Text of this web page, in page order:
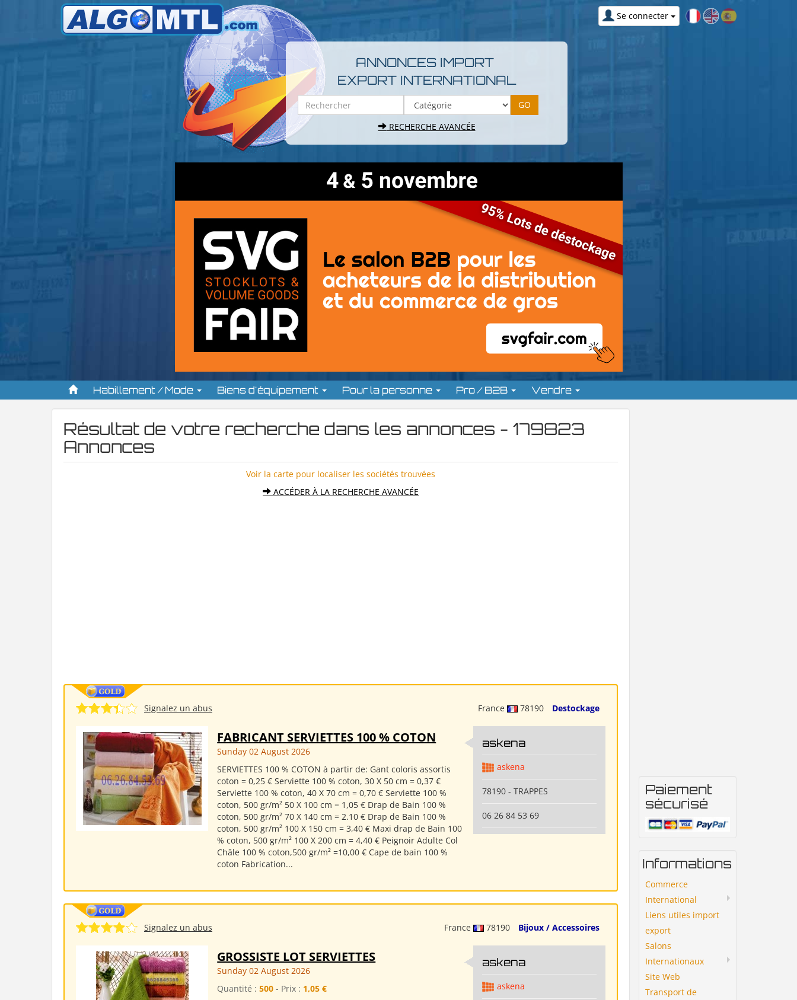
Se connecter
ANNONCES IMPORT
EXPORT INTERNATIONAL
RECHERCHE AVANCÉE
Habillement / Mode Biens d'équipement Pour la personne Pro / B2B Vendre
Résultat de votre recherche dans les annonces - 179823
Annonces
Voir la carte pour localiser les sociétés trouvées
ACCÉDER À LA RECHERCHE AVANCÉE
France 78190 Destockage
Signalez un abus
FABRICANT SERVIETTES 100 % COTON
Sunday 02 August 2026
SERVIETTES 100 % COTON à partir de: Gant coloris assortis
coton = 0,25 € Serviette 100 % coton, 30 X 50 cm = 0,37 €
Serviette 100 % coton, 40 X 70 cm = 0,70 € Serviette 100 %
coton, 500 gr/m² 50 X 100 cm = 1,05 € Drap de Bain 100 %
coton, 500 gr/m² 70 X 140 cm = 2.10 € Drap de Bain 100 %
coton, 500 gr/m² 100 X 150 cm = 3,40 € Maxi drap de Bain 100
% coton, 500 gr/m² 100 X 200 cm = 4,40 € Peignoir Adulte Col
Châle 100 % coton,500 gr/m² =10,00 € Cape de bain 100 %
coton Fabrication...
askena
askena
78190 - TRAPPES
06 26 84 53 69
France 78190 Bijoux / Accessoires
Signalez un abus
GROSSISTE LOT SERVIETTES
Sunday 02 August 2026
Quantité :500 - Prix : 1,05 €
askena
askena
Paiement
sécurisé
Informations
Commerce
International
Liens utiles import
export
Salons
Internationaux
Site Web
Transport de